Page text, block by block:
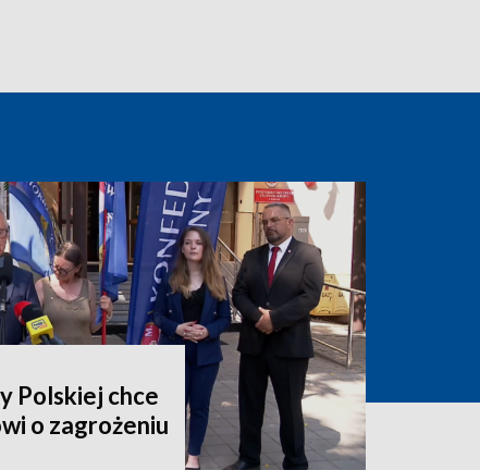
Polskiej chce
o zagrożeniu